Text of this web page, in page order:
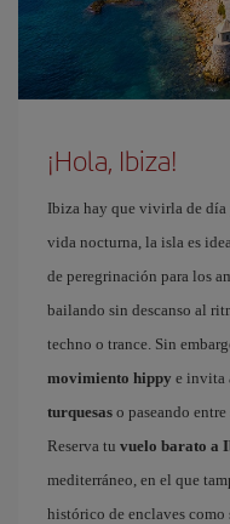
¡Hola, Ibiza!
Ibiza hay que vivirla de día
vida nocturna, la isla es
de peregrinación para los
bailando sin descanso al
techno o trance. Sin
movimiento hippy e invita
turquesas o paseando entre
Reserva tu vuelo barato a
mediterráneo, en el que
histórico de enclaves como